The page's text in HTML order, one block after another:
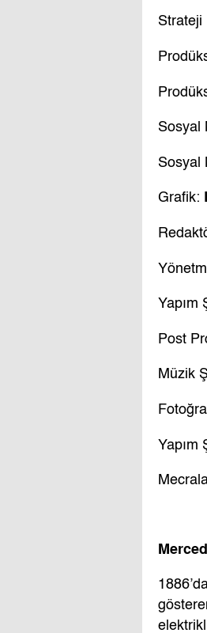
Strateji
Sosyal
Sosyal
Grafik:
Yapım
Post
Müzik
Yapım